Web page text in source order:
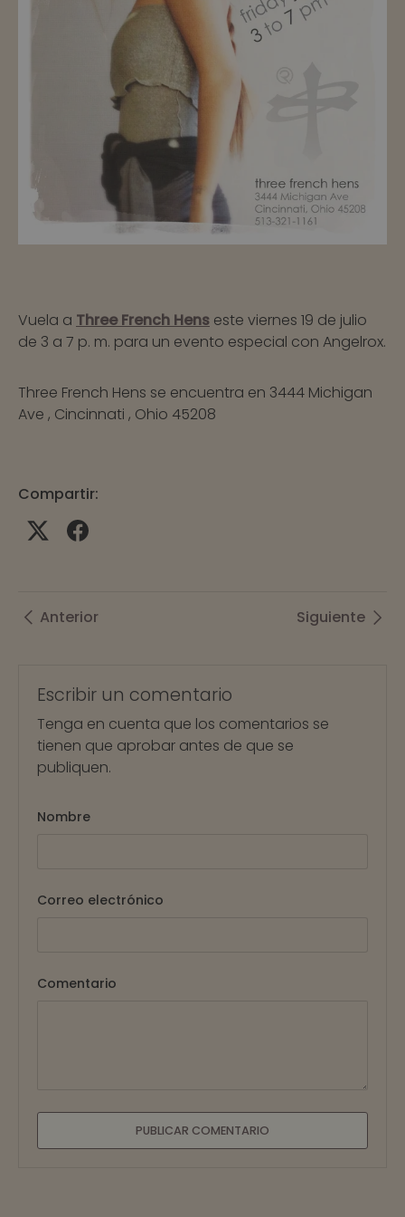
Vuela a Three French Hens este viernes 19 de julio
de 3 a 7 p. m. para un evento especial con Angelrox.
Three French Hens se encuentra en 3444 Michigan
Ave , Cincinnati , Ohio 45208
Compartir:
Anterior Siguiente
Escribir un comentario
Tenga en cuenta que los comentarios se
tienen que aprobar antes de que se
publiquen.
Nombre
Correo electrónico
Comentario
PUBLICAR COMENTARIO